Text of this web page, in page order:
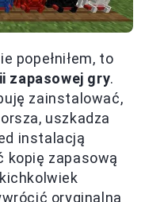
popełniłem, to
zapasowej gry.
zainstalować,
uszkadza
instalacją
kopię zapasową
oryginalną